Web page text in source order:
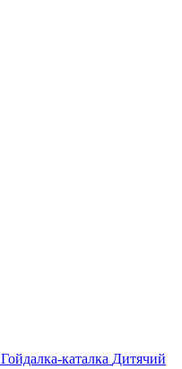
Гойдалка-каталка Дитячий